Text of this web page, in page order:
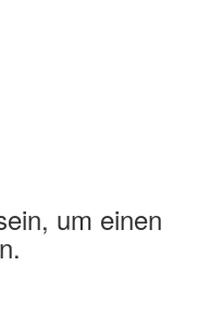
um einen